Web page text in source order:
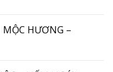
HƯƠNG –